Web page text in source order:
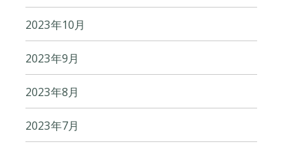
2023年10月
2023年9月
2023年8月
2023年7月